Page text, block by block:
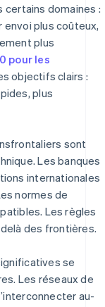
certains domaines :
plus coûteux,
plus
pour les
objectifs clairs :
plus
sont
Les banques
internationales
normes de
Les règles
des frontières.
se
Les réseaux de
au-